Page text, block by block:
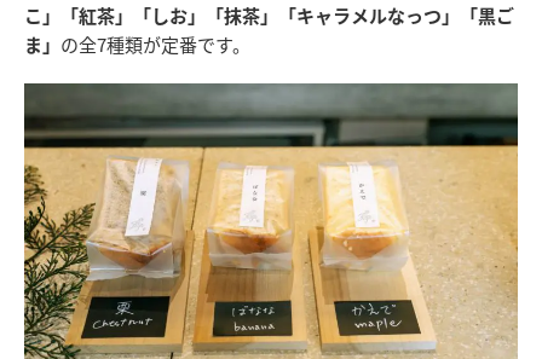
こ」「紅茶」「しお」「抹茶」「キャラメルなっつ」「黒ご
ま」 の全7種類が定番です。